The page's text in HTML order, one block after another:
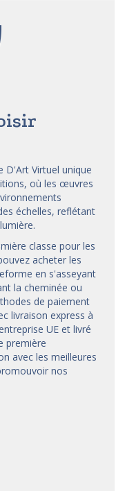
D'Art Virtuel unique
où les œuvres
échelles, reflétant
classe pour les
acheter les
en s'asseyant
la cheminée ou
de paiement
livraison express à
UE et livré
première
avec les meilleures
nos